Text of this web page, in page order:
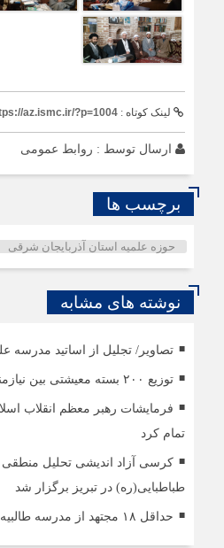
لینک کوتاه : az.ismc.ir/?p=1004
ارسال توسط : روابط عمومی
برچسب ها
حوزه علمیه استان آذربایجان شرقی
نوشته های مشابه
تصاویر/ تجلیل از اساتید مدرسه
توزیع ۲۰۰ بسته معیشتی بین نیازمندان تبریزی
فرمایشات رهبر معظم انقلاب
تمام کرد
کرسی آزاد اندیشی تحلیل منطقی
طباطبایی(ره) در تبریز برگزار شد
حداقل ۱۸ مجتهد از مدرسه طالبیه تبریز برخاسته اند